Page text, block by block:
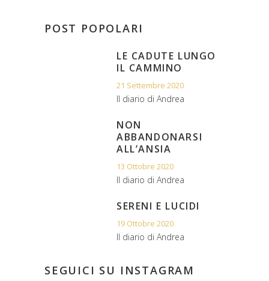
POST POPOLARI
LE CADUTE LUNGO
IL CAMMINO
21 Settembre 2020
Il diario di Andrea
NON
ABBANDONARSI
ALL’ANSIA
13 Ottobre 2020
Il diario di Andrea
SERENI E LUCIDI
19 Ottobre 2020
Il diario di Andrea
SEGUICI SU INSTAGRAM